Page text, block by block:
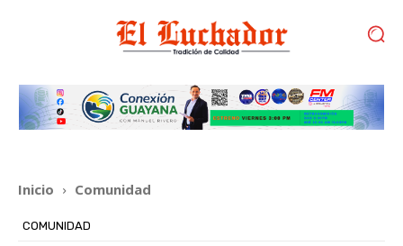
Inicio Comunidad
COMUNIDAD